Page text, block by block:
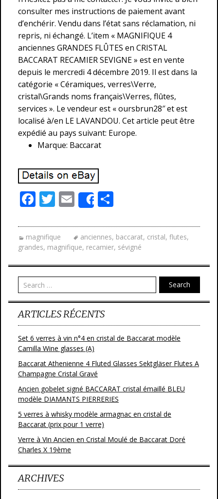
consulter mes instructions de paiement avant
d’enchérir. Vendu dans l’état sans réclamation, ni
repris, ni échangé. L’item « MAGNIFIQUE 4
anciennes GRANDES FLÛTES en CRISTAL
BACCARAT RECAMIER SEVIGNE » est en vente
depuis le mercredi 4 décembre 2019. Il est dans la
catégorie « Céramiques, verres\Verre,
cristal\Grands noms français\Verres, flûtes,
services ». Le vendeur est « oursbrun28″ et est
localisé à/en LE LAVANDOU. Cet article peut être
expédié au pays suivant: Europe.
Marque: Baccarat
F
e
b
o
o
k
T
itt
er
E
m
ai
l
Share
ta
g
er
magnifique anciennes, baccarat, cristal, flutes,
grandes, magnifique, recamier, sévigné
Search
ARTICLES RÉCENTS
Set 6 verres à vin n°4 en cristal de Baccarat modèle
Camilla Wine glasses (A)
Baccarat Athenienne 4 Fluted Glasses Sektgläser Flutes A
Champagne Cristal Gravé
Ancien gobelet signé BACCARAT cristal émaillé BLEU
modèle DIAMANTS PIERRERIES
5 verres à whisky modèle armagnac en cristal de
Baccarat (prix pour 1 verre)
Verre à Vin Ancien en Cristal Moulé de Baccarat Doré
Charles X 19ème
ARCHIVES